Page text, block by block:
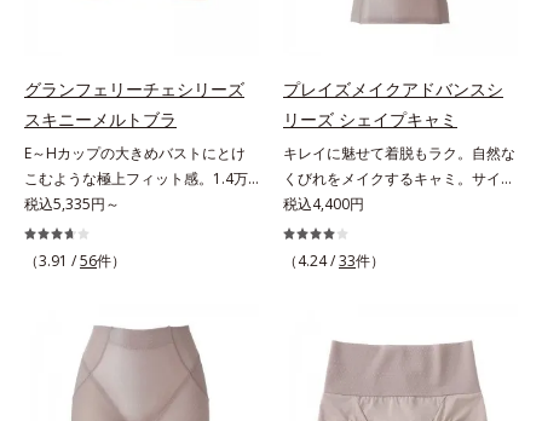
グランフェリーチェシリーズ
スキニーメルトブラ
E～Hカップの大きめバストにとけ
こむような極上フィット感。1.4万
件＊のお悩みを聞き、8,000人のお
客様と開発「私には合うブラがな
い…」と秘かに苦しむグラマーさん
ーさんのお悩み」1.4万件を集め、
それを徹底分析して設計しました。
＊オルビスWeb「キクラボ」でのア
ンケート結果（2018年5月時点）大
税込5,335円～
（3.91 /56件）
プレイズメイクアドバンスシ
リーズ シェイプキャミ
キレイに魅せて着脱もラク。自然な
くびれをメイクするキャミ。サイド
と背中をほどよいパワーで包み込
み、くびれをメイク「大人世代のボ
ディを美しく魅せる」という発想の
然なくびれをメイクします。カシュ
クールバックで着脱ラクラク。みぞ
おちは締めつけず快適な着用感で
税込4,400円
（4.24 /33件）